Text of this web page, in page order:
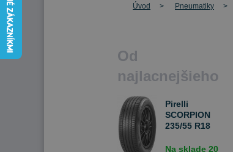
Úvod Pneumatiky
Od
najlacnejšieho
Pirelli
SCORPION
235/55 R18
Na sklade 20